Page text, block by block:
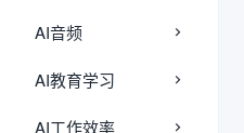
AI音频
AI教育学习
AI工作效率